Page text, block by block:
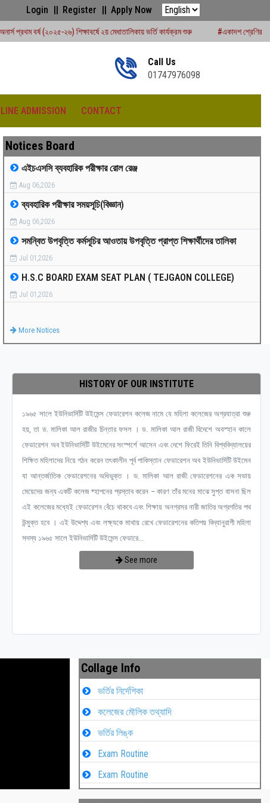
Login Register Apply Now
২য় মেধাতালিকায় ভর্তি কার্যক্রম শুরু #একাদশ শ্রেণির বার্ষিক পরীক্ষার রুটিন
Call Us
01747976098
ADMISSION CONTACT
ক্রীড়া প্রতিযোগিতা -২০২৫
Notices Board
এইচএসসি ব্যবহারিক পরীক্ষার রোল রেঞ্জ
Aug 06,2026
ব্যবহারিক পরীক্ষার সময়সূচি(বিজ্ঞান)
Aug 06,2026
সমন্বিত উপবৃত্তি কর্মসূচির আওতায় উপবৃত্তি প্রাপ্ত শিক্ষার্থীদের তালিকা
Jul 01,2026
H.S.C BOARD EXAM SEAT PLAN ( TEJGAON COLLEGE)
Jul 01,2026
More Notices
HISTORY OF OUR INSTITUTE
১৯৬৫ সালে ইউনিভার্সিটি উইমেন্স ফেডারেশন কলেজ নামে যে মহিলা কলেজের অগ্রযাত্রা শুরু
হয়, তা ড. মালিকা আল রাজীর চিন্তার ফসল । ড. মালিকা আল রাজী বিদেশে অবস্হান কালে
ফেডারেশন অব ইউনিভার্সিটি উইমেনের সংস্পর্শে আসেন এবং দেশে ফিরেই তিনি বিশ্ববিদ্যালয়ের
শিক্ষিত মহিলাদের নিয়ে গঠন করেন তৎকালীন পূর্ব পাকিস্তান ফেডারেশন অব ইউনিভার্সিটি উইমেন
যা আন্তর্জাতিক ফেডারেশনের অধিভুক্ত । ড. মালিকা আল রাজী ফেডারেশনের এক সভায়
মেয়েদের জন্য একটি কলেজ ষ্হাপনের প্রস্তাব করেন – কারণ তাঁর মনের মাঝে সুপ্ত বাসনা ছিল
এই কলেজের মধ্যেই ফেডারেশন বেঁচে থাকবে এবং শিক্ষায় অনগ্রসর নারী জাতির অগ্রগতির পথ
উন্মুক্ত হবে । এই উদ্দেশ্য এবং লক্ষ্যকে মাথায় রেখে ফেডারেশনের কতিপয় বিদ্যানুরাগী মহিলা
সদস্য ১৯৬৫ সালে ইউনিভার্সিটি উইমেন্স ফেডারে...
See more
Collage Info
ভর্তির নির্দেশিকা
কলেজের মৌলিক তথ্যাদি
ভর্তির লিঙ্ক
Exam Routine
Exam Routine